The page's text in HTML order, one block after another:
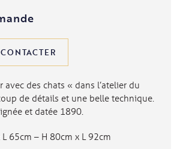
avec des chats « dans l’atelier du
de détails et une belle technique.
et datée 1890.
65cm – H 80cm x L 92cm